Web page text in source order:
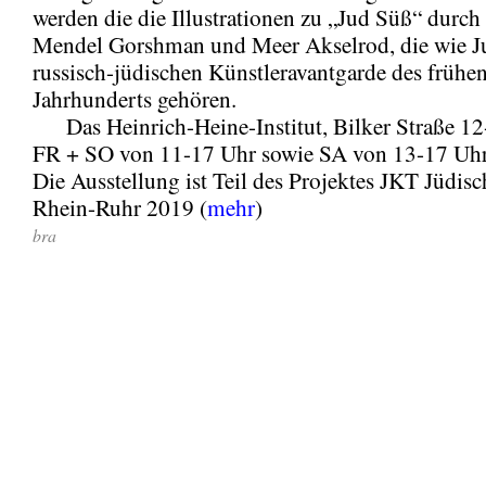
werden die die Illustrationen zu „Jud Süß“
Mendel Gorshman und Meer Akselrod, die wie
russisch-jüdischen Künstleravantgarde des
Jahrhunderts gehören.
Das Heinrich-Heine-Institut, Bilker Straße
FR + SO von 11-17 Uhr sowie SA von 13-17
Die Ausstellung ist Teil des Projektes JKT
Rhein-Ruhr 2019 (mehr)
bra